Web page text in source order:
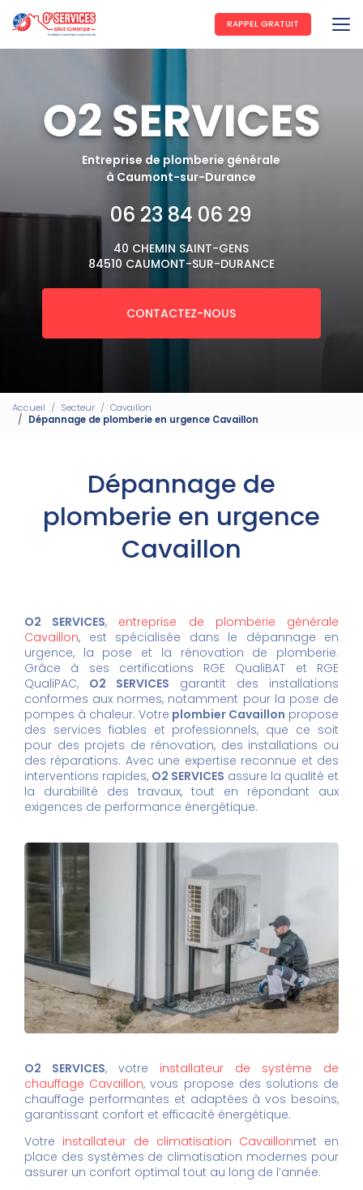
au
contenu
principal
RAPPEL GRATUIT
Entreprise de plomberie générale
à Caumont-sur-Durance
06 23 84 06 29
40 CHEMIN SAINT-GENS
84510 CAUMONT-SUR-DURANCE
CONTACTEZ-NOUS
Accueil Secteur
Cavaillon
Dépannage de plomberie en urgence Cavaillon
Dépannage de
plomberie en urgence
Cavaillon
O2 SERVICES, entreprise de plomberie générale
Cavaillon, est spécialisée dans le dépannage en
urgence, la pose et la rénovation de plomberie.
Grâce à ses certifications RGE QualiBAT et RGE
QualiPAC, O2 SERVICES garantit des installations
conformes aux normes, notamment pour la pose de
pompes à chaleur. Votre plombier Cavaillon propose
des services fiables et professionnels, que ce soit
pour des projets de rénovation, des installations ou
des réparations. Avec une expertise reconnue et des
interventions rapides, O2 SERVICES assure la qualité et
la durabilité des travaux, tout en répondant aux
exigences de performance énergétique.
O2 SERVICES, votre installateur de système de
chauffage Cavaillon, vous propose des solutions de
chauffage performantes et adaptées à vos besoins,
garantissant confort et efficacité énergétique.
Votre installateur de climatisation Cavaillonmet en
place des systèmes de climatisation modernes pour
assurer un confort optimal tout au long de l’année.